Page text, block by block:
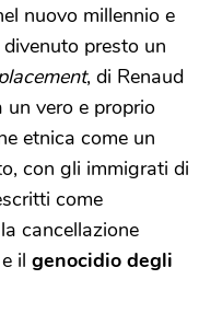
nuovo millennio e
presto un
, di Renaud
un vero e proprio
etnica come un
con gli immigrati di
come
cancellazione
il genocidio degli